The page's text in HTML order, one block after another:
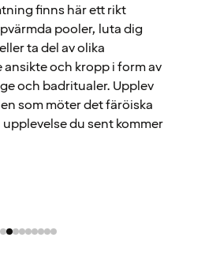
finns här ett rikt
pooler, luta dig
ta del av olika
och kropp i form av
och badritualer. Upplev
som möter det färöiska
du sent kommer